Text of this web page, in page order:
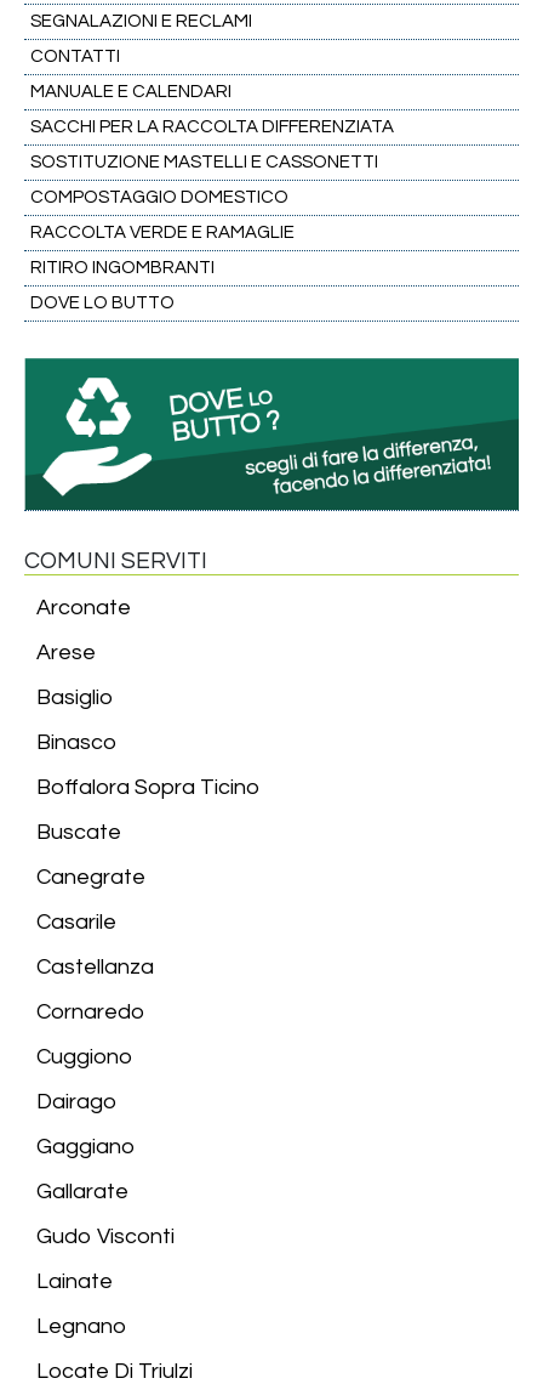
SEGNALAZIONI E RECLAMI
CONTATTI
MANUALE E CALENDARI
SACCHI PER LA RACCOLTA DIFFERENZIATA
SOSTITUZIONE MASTELLI E CASSONETTI
COMPOSTAGGIO DOMESTICO
RACCOLTA VERDE E RAMAGLIE
RITIRO INGOMBRANTI
DOVE LO BUTTO
COMUNI SERVITI
Arconate
Arese
Basiglio
Binasco
Boffalora Sopra Ticino
Buscate
Canegrate
Casarile
Castellanza
Cornaredo
Cuggiono
Dairago
Gaggiano
Gallarate
Gudo Visconti
Lainate
Legnano
Locate Di Triulzi